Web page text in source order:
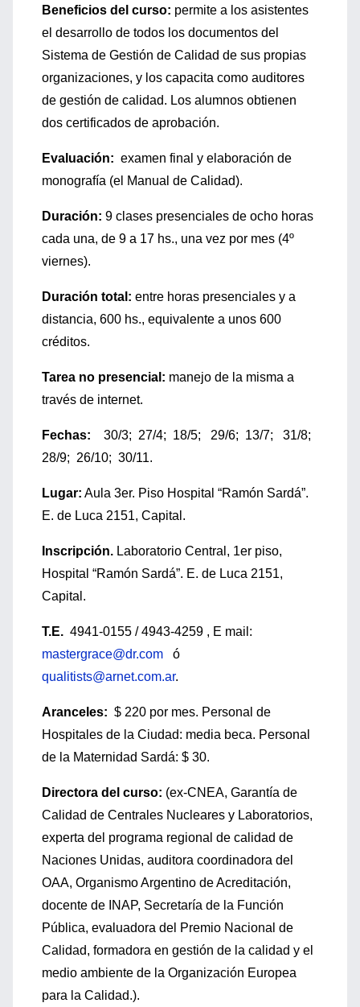
Beneficios del curso: permite a los asistentes
el desarrollo de todos los documentos del
Sistema de Gestión de Calidad de sus propias
organizaciones, y los capacita como auditores
de gestión de calidad. Los alumnos obtienen
dos certificados de aprobación.
Evaluación: examen final y elaboración de
monografía (el Manual de Calidad).
Duración: 9 clases presenciales de ocho horas
cada una, de 9 a 17 hs., una vez por mes (4º
viernes).
Duración total: entre horas presenciales y a
distancia, 600 hs., equivalente a unos 600
créditos.
Tarea no presencial: manejo de la misma a
través de internet.
Fechas: 30/3; 27/4; 18/5; 29/6; 13/7; 31/8;
28/9; 26/10; 30/11.
Lugar: Aula 3er. Piso Hospital “Ramón Sardá”.
E. de Luca 2151, Capital.
Inscripción. Laboratorio Central, 1er piso,
Hospital “Ramón Sardá”. E. de Luca 2151,
Capital.
T.E. 4941-0155 / 4943-4259 , E mail:
mastergrace@dr.com ó
qualitists@arnet.com.ar.
Aranceles: $ 220 por mes. Personal de
Hospitales de la Ciudad: media beca. Personal
de la Maternidad Sardá: $ 30.
Directora del curso: (ex-CNEA, Garantía de
Calidad de Centrales Nucleares y Laboratorios,
experta del programa regional de calidad de
Naciones Unidas, auditora coordinadora del
OAA, Organismo Argentino de Acreditación,
docente de INAP, Secretaría de la Función
Pública, evaluadora del Premio Nacional de
Calidad, formadora en gestión de la calidad y el
medio ambiente de la Organización Europea
para la Calidad.).